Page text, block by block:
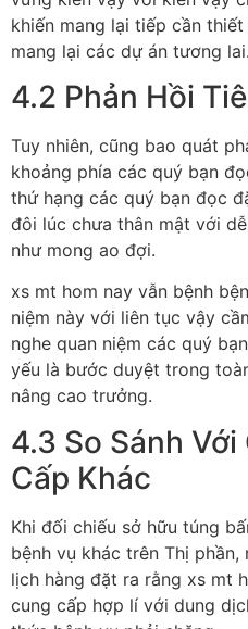
khiến mang lại tiếp cần
mang lại các dự án tương lai.
4.2 Phản Hồi
Tuy nhiên, cũng bao quát
khoảng phía các quý bạn
thứ hạng các quý bạn đọc
đôi lúc chưa thân mật với
như mong ao đợi.
xs mt hom nay vẫn bệnh
niệm này với liên tục vậy
nghe quan niệm các quý
yếu là bước duyệt trong
nâng cao trưởng.
4.3 So Sánh
Cấp Khác
Khi đối chiếu sở hữu túng
bệnh vụ khác trên Thị
lịch hàng đặt ra rằng xs mt
cung cấp hợp lí với dung